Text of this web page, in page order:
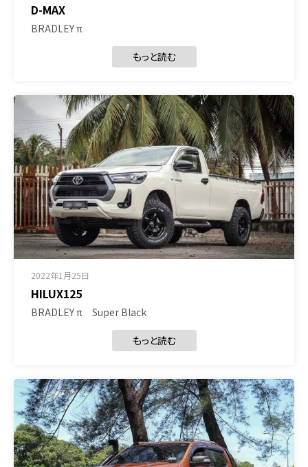
D-MAX
BRADLEY π
もっと読む
2022年1月25日
HILUX125
BRADLEY π Super Black
もっと読む